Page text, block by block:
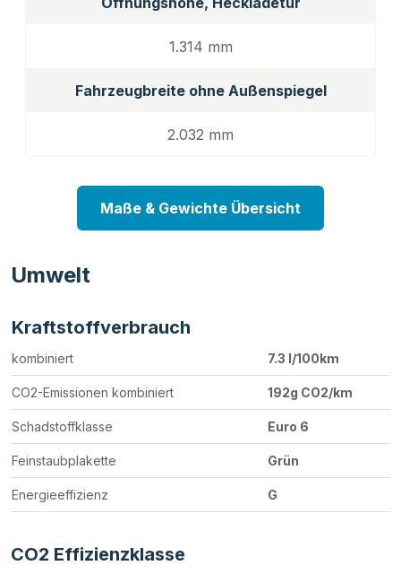
1.314 mm
Fahrzeugbreite ohne Außenspiegel
2.032 mm
Maße & Gewichte Übersicht
Umwelt
Kraftstoffverbrauch
kombiniert 7.3 l/100km
CO2-Emissionen kombiniert 192g CO2/km
Schadstoffklasse Euro 6
Feinstaubplakette Grün
Energieeffizienz G
CO2 Effizienzklasse